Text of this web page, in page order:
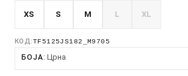
XS S M L XL
КОД:TF5125JS182_M9705
БОЈА Црна